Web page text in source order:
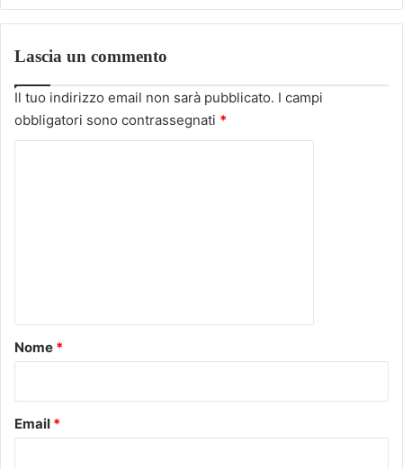
Lascia un commento
Il tuo indirizzo email non sarà pubblicato. I campi
obbligatori sono contrassegnati *
o
Nome *
Email *